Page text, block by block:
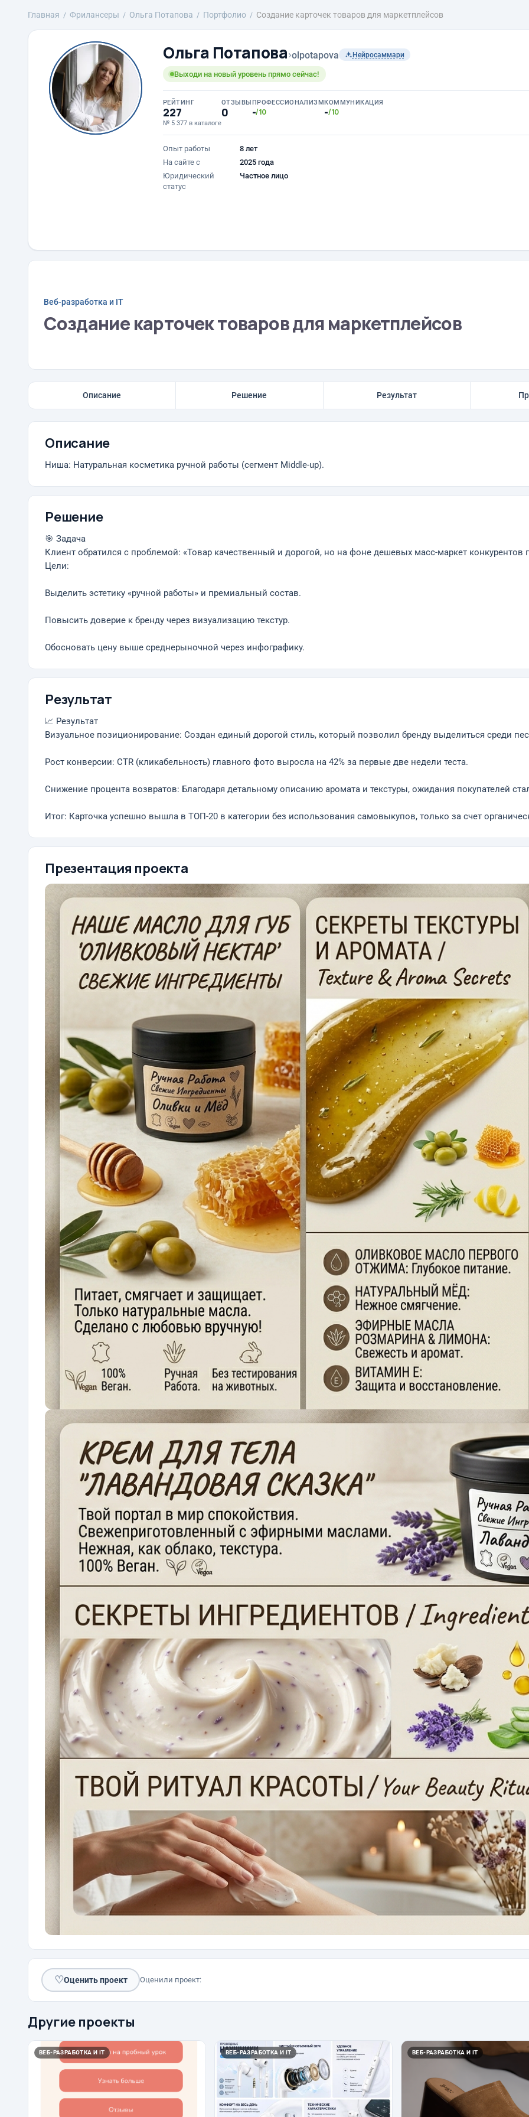
Главная Фрилансеры Ольга Потапова Портфолио Создание карточек товаров для маркетплейсов
Ольга Потапова›olpotapova Нейросаммари
Выходи на новый уровень прямо сейчас!
РЕЙТИНГ
227
№ 5 377 в каталоге
ОТЗЫВЫ
0
ПРОФЕССИОНАЛИЗМ
-/10
КОММУНИКАЦИЯ
-/10
Опыт работы
8 лет
На сайте с
2025 года
Юридический
статус
Частное лицо
Веб-разработка и IT
Создание карточек товаров для маркетплейсов
Описание Решение Результат
Описание
Ниша: Натуральная косметика ручной работы (сегмент Middle-up).
Решение
🎯 Задача
Клиент обратился с проблемой: «Товар качественный и дорогой, но на фоне дешевых масс-маркет конкурентов
Цели:
Выделить эстетику «ручной работы» и премиальный состав.
Повысить доверие к бренду через визуализацию текстур.
Обосновать цену выше среднерыночной через инфографику.
Результат
📈 Результат
Визуальное позиционирование: Создан единый дорогой стиль, который позволил бренду выделиться среди
Рост конверсии: CTR (кликабельность) главного фото выросла на 42% за первые две недели теста.
Снижение процента возвратов: Благодаря детальному описанию аромата и текстуры, ожидания покупателей
Итог: Карточка успешно вышла в ТОП-20 в категории без использования самовыкупов, только за счет
Презентация проекта
♡Оценить проект Оценили проект:
Другие проекты
ВЕБ-РАЗРАБОТКА И IT ВЕБ-РАЗРАБОТКА И IT ВЕБ-РАЗРАБОТКА И IT